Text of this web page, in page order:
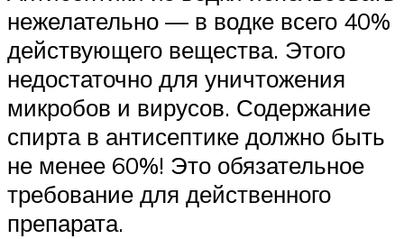
нежелательно — в водке всего 40%
действующего вещества. Этого
недостаточно для уничтожения
микробов и вирусов. Содержание
спирта в антисептике должно быть
не менее 60%! Это обязательное
требование для действенного
препарата.